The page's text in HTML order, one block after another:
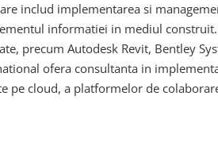
includ implementarea si
informatiei in mediul
precum Autodesk Revit, Bentley
ofera consultanta in
cloud, a platformelor de